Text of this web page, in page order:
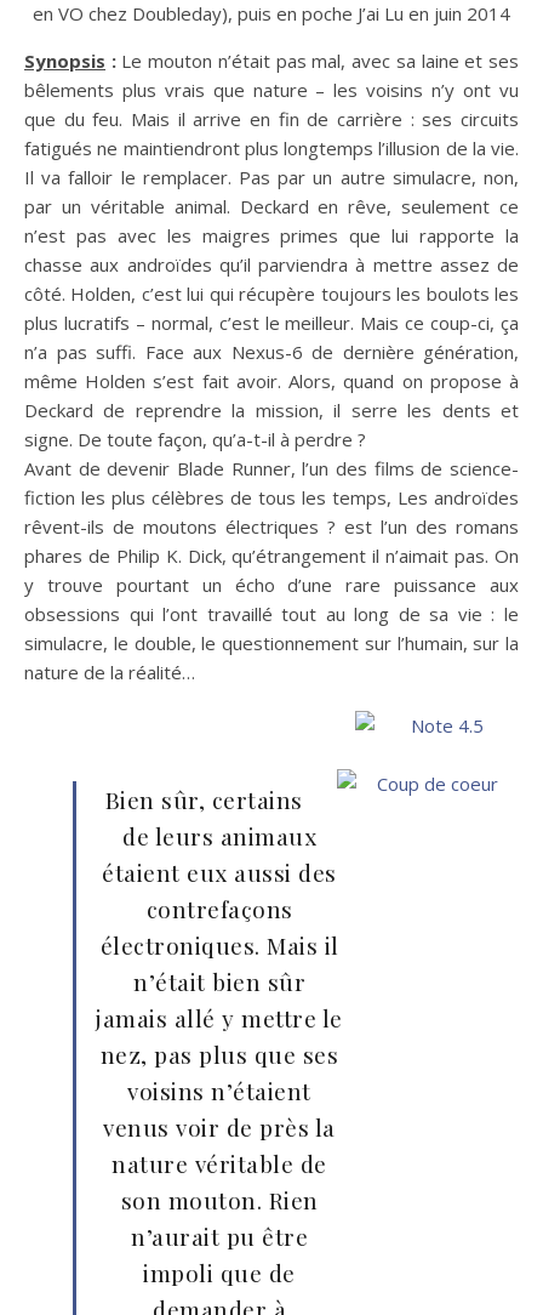
en VO chez Doubleday), puis en poche J’ai Lu en juin 2014
Synopsis : Le mouton n’était pas mal, avec sa laine et ses
bêlements plus vrais que nature – les voisins n’y ont vu
que du feu. Mais il arrive en fin de carrière : ses circuits
fatigués ne maintiendront plus longtemps l’illusion de la vie.
Il va falloir le remplacer. Pas par un autre simulacre, non,
par un véritable animal. Deckard en rêve, seulement ce
n’est pas avec les maigres primes que lui rapporte la
chasse aux androïdes qu’il parviendra à mettre assez de
côté. Holden, c’est lui qui récupère toujours les boulots les
plus lucratifs – normal, c’est le meilleur. Mais ce coup-ci, ça
n’a pas suffi. Face aux Nexus-6 de dernière génération,
même Holden s’est fait avoir. Alors, quand on propose à
Deckard de reprendre la mission, il serre les dents et
signe. De toute façon, qu’a-t-il à perdre ?
Avant de devenir Blade Runner, l’un des films de science-
fiction les plus célèbres de tous les temps, Les androïdes
rêvent-ils de moutons électriques ? est l’un des romans
phares de Philip K. Dick, qu’étrangement il n’aimait pas. On
y trouve pourtant un écho d’une rare puissance aux
obsessions qui l’ont travaillé tout au long de sa vie : le
simulacre, le double, le questionnement sur l’humain, sur la
nature de la réalité…
Bien sûr, certains
de leurs animaux
étaient eux aussi des
contrefaçons
électroniques. Mais il
n’était bien sûr
jamais allé y mettre le
nez, pas plus que ses
voisins n’étaient
venus voir de près la
nature véritable de
son mouton. Rien
n’aurait pu être
impoli que de